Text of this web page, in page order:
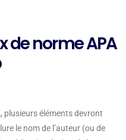
de norme APA
plusieurs éléments devront
le nom de l’auteur (ou de